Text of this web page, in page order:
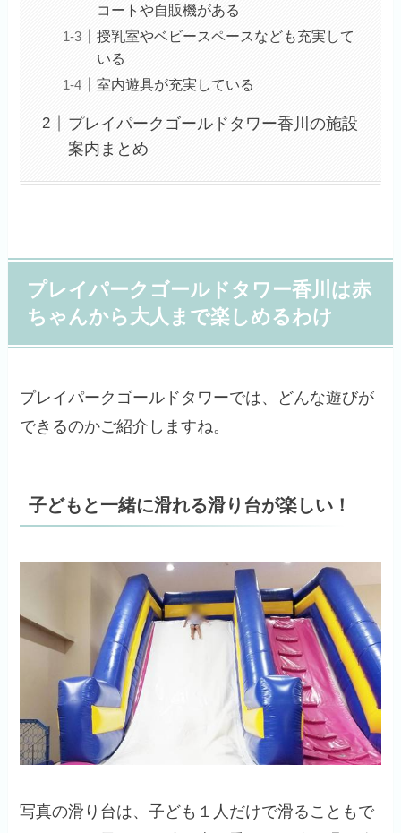
コートや自販機がある
授乳室やベビースペースなども充実して
いる
室内遊具が充実している
プレイパークゴールドタワー香川の施設
案内まとめ
プレイパークゴールドタワー香川は赤
ちゃんから大人まで楽しめるわけ
プレイパークゴールドタワーでは、どんな遊びが
できるのかご紹介しますね。
子どもと一緒に滑れる滑り台が楽しい！
写真の滑り台は、子ども１人だけで滑ることもで